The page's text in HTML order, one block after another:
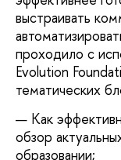
выстраивать
проходило с
Evolution
тематических
Как
обзор
образовании;